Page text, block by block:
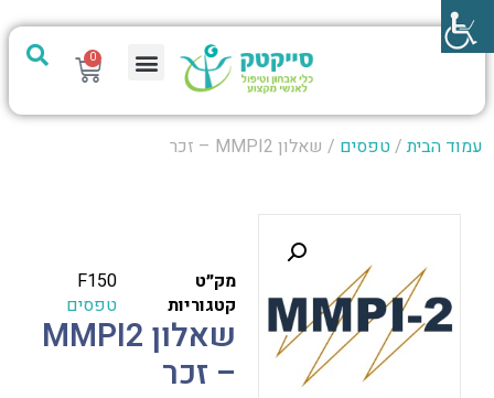
0
עמוד הבית/טפסים / שאלון MMPI2 – זכר
מק״ט
F150
קטגוריות
טפסים
שאלון MMPI2
– זכר